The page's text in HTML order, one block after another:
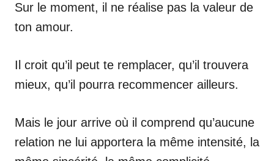
Sur le moment, il ne réalise pas la valeur de
ton amour.
Il croit qu’il peut te remplacer, qu’il trouvera
mieux, qu’il pourra recommencer ailleurs.
Mais le jour arrive où il comprend qu’aucune
relation ne lui apportera la même intensité, la